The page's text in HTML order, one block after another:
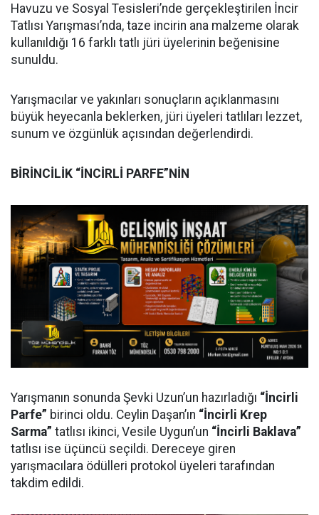
Havuzu ve Sosyal Tesisleri’nde gerçekleştirilen İncir
Tatlısı Yarışması’nda, taze incirin ana malzeme olarak
kullanıldığı 16 farklı tatlı jüri üyelerinin beğenisine
sunuldu.
Yarışmacılar ve yakınları sonuçların açıklanmasını
büyük heyecanla beklerken, jüri üyeleri tatlıları lezzet,
sunum ve özgünlük açısından değerlendirdi.
BİRİNCİLİK “İNCİRLİ PARFE”NİN
Yarışmanın sonunda Şevki Uzun’un hazırladığı “İncirli
Parfe” birinci oldu. Ceylin Daşan’ın “İncirli Krep
Sarma” tatlısı ikinci, Vesile Uygun’un “İncirli Baklava”
tatlısı ise üçüncü seçildi. Dereceye giren
yarışmacılara ödülleri protokol üyeleri tarafından
takdim edildi.